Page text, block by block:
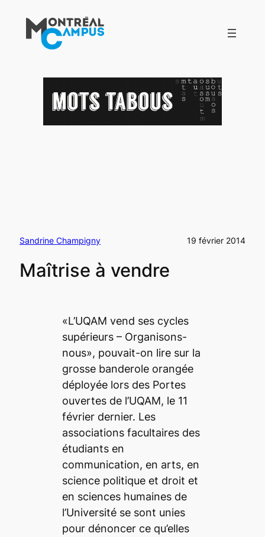
contenu
Sandrine Champigny 19 février 2014
Maîtrise à vendre
«L’UQAM vend ses cycles
supérieurs – Organisons-
nous», pouvait-on lire sur la
grosse banderole orangée
déployée lors des Portes
ouvertes de l’UQAM, le 11
février dernier. Les
associations facultaires des
étudiants en
communication, en arts, en
science politique et droit et
en sciences humaines de
l’Université se sont unies
pour dénoncer ce qu’elles